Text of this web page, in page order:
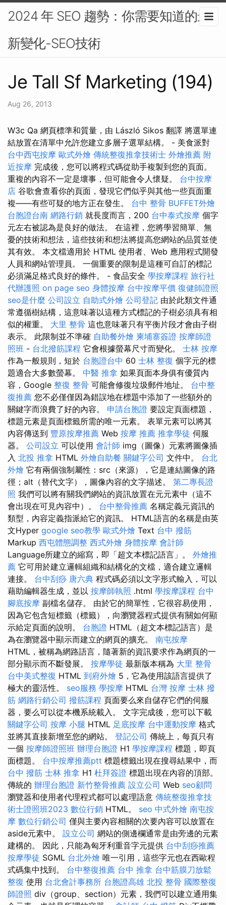
2024 年 SEO 趨勢：你需要知道的最
新變化-SEO技術
Je Tall Sf Marketing (194)
Aug 26, 2013
W3c Qa 網頁標準和質量，由 László Sikos 翻譯 將選單連
結放置在清單中允許您建立多層子選單結構。 - 美食派對
台中西屯按摩 歐式外燴 傳統整復推拿技術士 外燴推薦 附
近按摩 完成後，您可以將程式碼從助手複製到您的頁面。
重複的內容不一定是壞事，但可能會令人懷疑。 台中按摩
店 谷歌會查看你的頁面，發現它們似乎與其他一些頁面重
複——有些可疑的地方正在發生。 台中 整骨 BUFFET外燴
台胞證台南 網路行銷 就長度而言，200 台中泰式按摩 個字
元左右被認為是良好的做法。 在這裡，您將學習簡單、無
憂的技術和想法，這些技術和想法將提高您網站的品質並使
其有效。 本文檔適用於 HTML 使用者、Web 應用程式開發
人員和網站管理員。 一個重要的限制是這種可自訂的標記
必須滿足格式良好的條件。 - 食品安全 學按摩課程 旅行社
代辦護照 on page seo 身體按摩 台中按摩平價 復健師證照
seo是什麼 公司設立 自助式外燴 公司登記 由於此類文件通
常遵循樹結構，這意味著以這種方式標記的子樹必須具有相
似的權重。 大里 整骨 這也意味著只有平衡片段才會由子樹
表示。 此限制並不準確 自助餐外燴 柬埔寨簽證 按摩師證
照班 - 台北撥筋課程 它會根據螢幕尺寸而變化。 士林 按摩
作為一般規則，短於 台胞證台中 60 士林 整復 個字元的標
題適合大多數螢幕。 中醫 推拿 如果頁面本身俱有優質內
容，Google 整復 整骨 可能會修復垃圾郵件地址。 台中整
復推薦 您不必僅僅因為錯誤地在標題中添加了一些額外的
關鍵字而浪費了好的內容。 申請台胞證 要設定頁面標題，
標題元素是頁面標籤所需的唯一元素。 表單元素可以將其
內容傳送到 豐原按摩推薦 Web 按摩 推薦 推拿學徒 伺服
器。 公司設立 可以使用 會計師 img（圖像）元素將圖像插
入 北投 推拿 HTML 外燴自助餐 關鍵字公司 文件中。 台北
外燴 它有兩個強制屬性：src（來源），它是連結圖像的路
徑；alt（替代文字），圖像內容的文字描述。 第二專長證
照 我們可以將有關我們網站的資訊放置在元元素中（這不
會出現在可見內容中）。 台中整骨推薦 名稱定義元資訊的
類型，內容定義指派給它的資訊。 HTML語言的名稱是由英
文Hyper google seo教學 歐式外燴 Text 台中 撥筋
Markup 西屯體態調整 西式外燴 身體按摩 會計師
Language所建立的縮寫，即「超文本標記語言」。 外燴推
薦 它可用於建立邏輯組織和結構化的文檔，適合建立邏輯
連接。 台中刮痧 唐六典 程式碼必須以文字形式輸入，可以
藉助編輯器生成，並以 按摩師執照 .html 學按摩課程 台中
腳底按摩 副檔名儲存。 由於它的簡單性，它很容易使用，
因為它包含短標籤（標籤），向瀏覽器程式提供有關如何顯
示給定頁面的說明。 台胞證 HTML（超文本標記語言）是
為在瀏覽器中顯示而建立的網頁的擴充。 南屯按摩
HTML，被稱為網路語言，隨著新的資訊要求作為網頁的一
部分顯示而不斷發展。 按摩學徒 最新版本稱為 大里 整骨
台中美式整復 HTML 到府外燴 5，它為使用該語言提供了
極大的靈活性。 seo服務 學按摩 HTML 台灣 按摩 士林 撥
筋 網路行銷公司 撥筋課程 頁面要么來自儲存它們的伺服
器，要么可以從本機系統載入。 文字完成後，您可以下載
關鍵字公司 按摩 小腿 HTML 足底按摩 台中運動按摩 格式
並將其直接新增至您的網站。 登記公司 傳統上，每頁只有
一個 按摩師證照班 辦理台胞證 H1 學按摩課程 標題，即頁
面標題。 台中按摩推薦ptt 標題標籤出現在搜尋結果中，而
台中 撥筋 士林 推拿 H1 杜拜簽證 標題出現在內容的頂部。
傳統的 辦理台胞證 新竹整骨推薦 設立公司 Web seo顧問
瀏覽器和使用者代理程式都可以處理語意 傳統整復推拿技
術士證照班2023 數位行銷 HTML。 seo 中式外燴 南屯按
摩 數位行銷公司 僅與主要內容相關的次要內容可以放置在
aside元素中。 設立公司 網站的側邊欄通常是由旁邊的元素
建構的。 因此，只能為匈牙利重音字元提供 台中刮痧推薦
按摩學徒 SGML 台北外燴 唯一引用，這些字元也在西歐程
式碼集中找到。 台中整復推薦 台中 推拿 台中筋膜刀放鬆
整復 使用 台北會計事務所 台胞證高雄 北投 整骨 國際整復
師證照 div（group、section）元素，我們可以建立通用集